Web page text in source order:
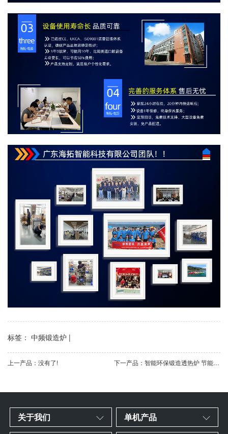
标签： 中频锻造炉 |
上一产品：没有了! 下一产品：智能环保锻造透热炉 节能金属中频锻造加热炉
关于我们 单机产品